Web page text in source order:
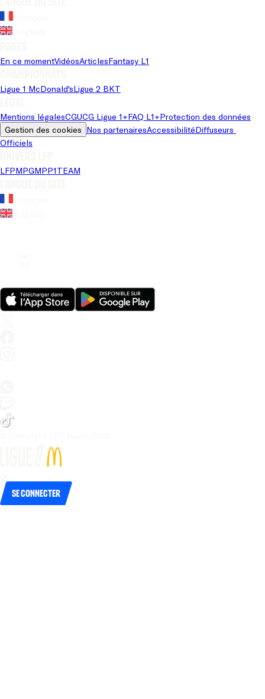
En ce momentVidéosArticlesFantasy L1
Ligue 1 McDonald'sLigue 2 BKT
Mentions légalesCGUCG Ligue 1+FAQ L1+Protection des données
Gestion des cookies Nos partenairesAccessibilitéDiffuseurs
Officiels
LFPMPGMPP1TEAM
Se connecter